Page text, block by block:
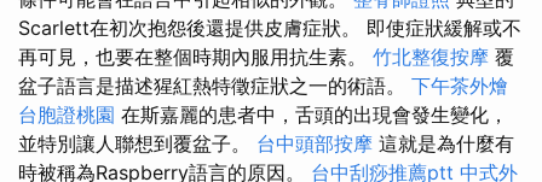
Scarlett在初次抱怨後還提供皮膚症狀。 即使症狀緩解或不
再可見，也要在整個時期內服用抗生素。 竹北整復按摩 覆
盆子語言是描述猩紅熱特徵症狀之一的術語。 下午茶外燴
台胞證桃園 在斯嘉麗的患者中，舌頭的出現會發生變化，
並特別讓人聯想到覆盆子。 台中頭部按摩 這就是為什麼有
時被稱為Raspberry語言的原因。 台中刮痧推薦ptt 中式外